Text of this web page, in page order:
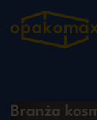
Branża